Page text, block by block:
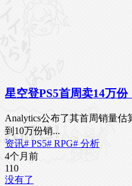
星空登PS5首周卖14万
Analytics公布了其首周销量
到10万份销...
资讯# PS5# RPG# 分析
4个月前
110
没有了